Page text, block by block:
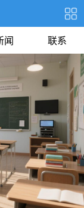
闻 联系